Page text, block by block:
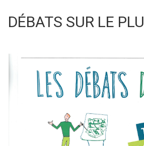
DÉBATS SUR LE PLU